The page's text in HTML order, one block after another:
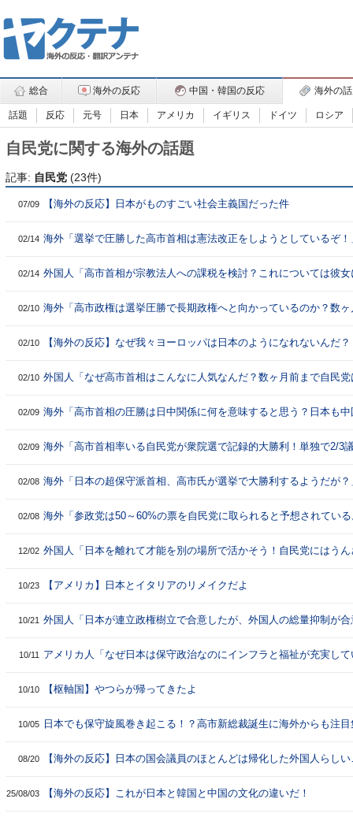
総合 海外の反応 中国・韓国の反応 海外の
話題 反応 元号 日本 アメリカ イギリス ドイツ ロシア
自民党に関する海外の話題
記事: 自民党 (23件)
07/09 【海外の反応】日本がものすごい社会主義国だった件
02/14 海外「選挙で圧勝した高市首相は憲法改正をしようとしているぞ！
02/14 外国人「高市首相が宗教法人への課税を検討？これについては彼女
02/10 海外「高市政権は選挙圧勝で長期政権へと向かっているのか？数ヶ
02/10 【海外の反応】なぜ我々ヨーロッパは日本のようになれないんだ？
02/10 外国人「なぜ高市首相はこんなに人気なんだ？数ヶ月前まで自民党
02/09 海外「高市首相の圧勝は日中関係に何を意味すると思う？日本も中
02/09 海外「高市首相率いる自民党が衆院選で記録的大勝利！単独で2/3
02/08 海外「日本の超保守派首相、高市氏が選挙で大勝利するようだが？
02/08 海外「参政党は50～60%の票を自民党に取られると予想されてい
12/02 外国人「日本を離れて才能を別の場所で活かそう！自民党にはうん
10/23 【アメリカ】日本とイタリアのリメイクだよ
10/21 外国人「日本が連立政権樹立で合意したが、外国人の総量抑制が合
10/11
アメリカ人「なぜ日本は保守政治なのにインフラと福祉が充実して
10/10 【枢軸国】やつらが帰ってきたよ
10/05
日本でも保守旋風巻き起こる！？高市新総裁誕生に海外からも注目
08/20 【海外の反応】日本の国会議員のほとんどは帰化した外国人らし
25/08/03 【海外の反応】これが日本と韓国と中国の文化の違いだ！